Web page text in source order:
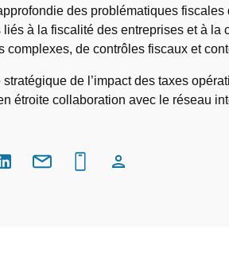
des problématiques
à la fiscalité des entreprises et à
complexes, de contrôles fiscaux et
de l’impact des taxes
étroite collaboration avec le réseau